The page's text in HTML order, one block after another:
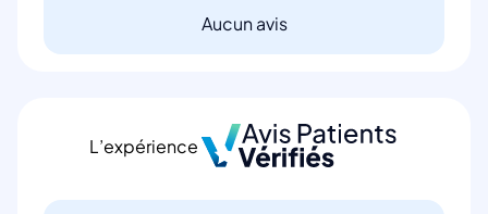
Aucun avis
L’expérience